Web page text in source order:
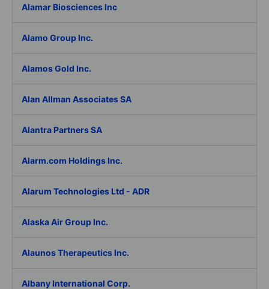
Alamar Biosciences Inc
Alamo Group Inc.
Alamos Gold Inc.
Alan Allman Associates SA
Alantra Partners SA
Alarm.com Holdings Inc.
Alarum Technologies Ltd - ADR
Alaska Air Group Inc.
Alaunos Therapeutics Inc.
Albany International Corp.